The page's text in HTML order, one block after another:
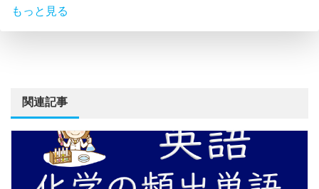
もっと見る
関連記事